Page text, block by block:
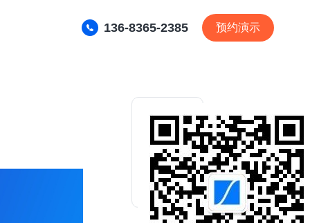
136-8365-2385 预约演示